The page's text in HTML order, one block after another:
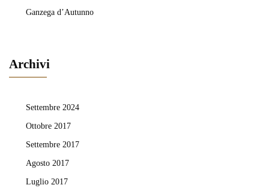
Ganzega d’Autunno
Archivi
Settembre 2024
Ottobre 2017
Settembre 2017
Agosto 2017
Luglio 2017